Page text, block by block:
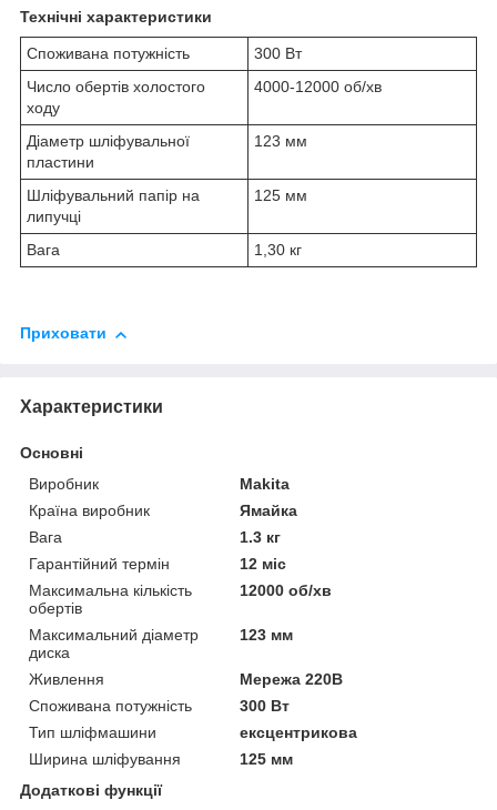
Технічні характеристики
Споживана потужність
300 Вт
Число обертів холостого
ходу
4000-12000 об/хв
Діаметр шліфувальної
пластини
123 мм
Шліфувальний папір на
липучці
125 мм
Вага 1,30 кг
Приховати
Характеристики
Основні
Виробник
Makita
Країна виробник
Ямайка
Вага
1.3 кг
Гарантійний термін
12 міс
Максимальна кількість
обертів
12000 об/хв
Максимальний діаметр
диска
123 мм
Живлення
Мережа 220В
Споживана потужність
300 Вт
Тип шліфмашини
ексцентрикова
Ширина шліфування
125 мм
Додаткові функції